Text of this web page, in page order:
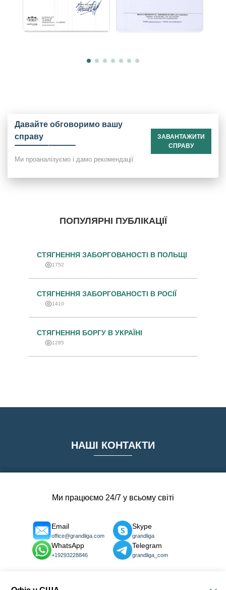
ПОПУЛЯРНІ ПУБЛІКАЦІЇ
СТЯГНЕННЯ ЗАБОРГОВАНОСТІ В ПОЛЬЩІ
1752
СТЯГНЕННЯ ЗАБОРГОВАНОСТІ В РОСІЇ
1410
СТЯГНЕННЯ БОРГУ В УКРАЇНІ
1285
Давайте обговоримо вашу
справу
Ми проаналізуємо і дамо рекомендації
ЗАВАНТАЖИТИ
СПРАВУ
НАШІ КОНТАКТИ
Ми працюємо 24/7 у всьому світі
Email
office@grandliga.com
Skype
grandliga
WhatsApp
+19293228846
Telegram
grandliga_com